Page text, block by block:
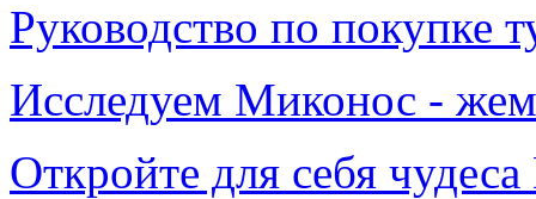
Руководство по покупке
Исследуем Миконос -
Откройте для себя